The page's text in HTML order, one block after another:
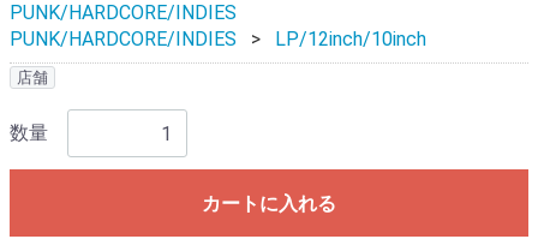
PUNK/HARDCORE/INDIES
PUNK/HARDCORE/INDIES
LP/12inch/10inch
店舗
数量
カートに入れる